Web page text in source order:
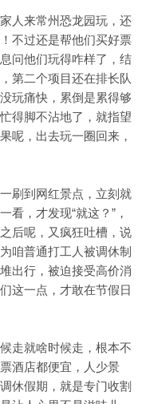
人来常州恐龙园玩，还
不过还是帮他们买好票
问他们玩得咋样了，结
第二个项目还在排长队
玩痛快，累倒是累得够
得脚不沾地了，就指望
呢，出去玩一圈回来，
刷到网红景点，立刻就
看，才发现“就这？”，
后呢，又疯狂吐槽，说
咱普通打工人被调休制
出行，被迫接受高价消
这一点，才敢在节假日
走就啥时候走，根本不
酒店都便宜，人少景
休假期，就是专门收割